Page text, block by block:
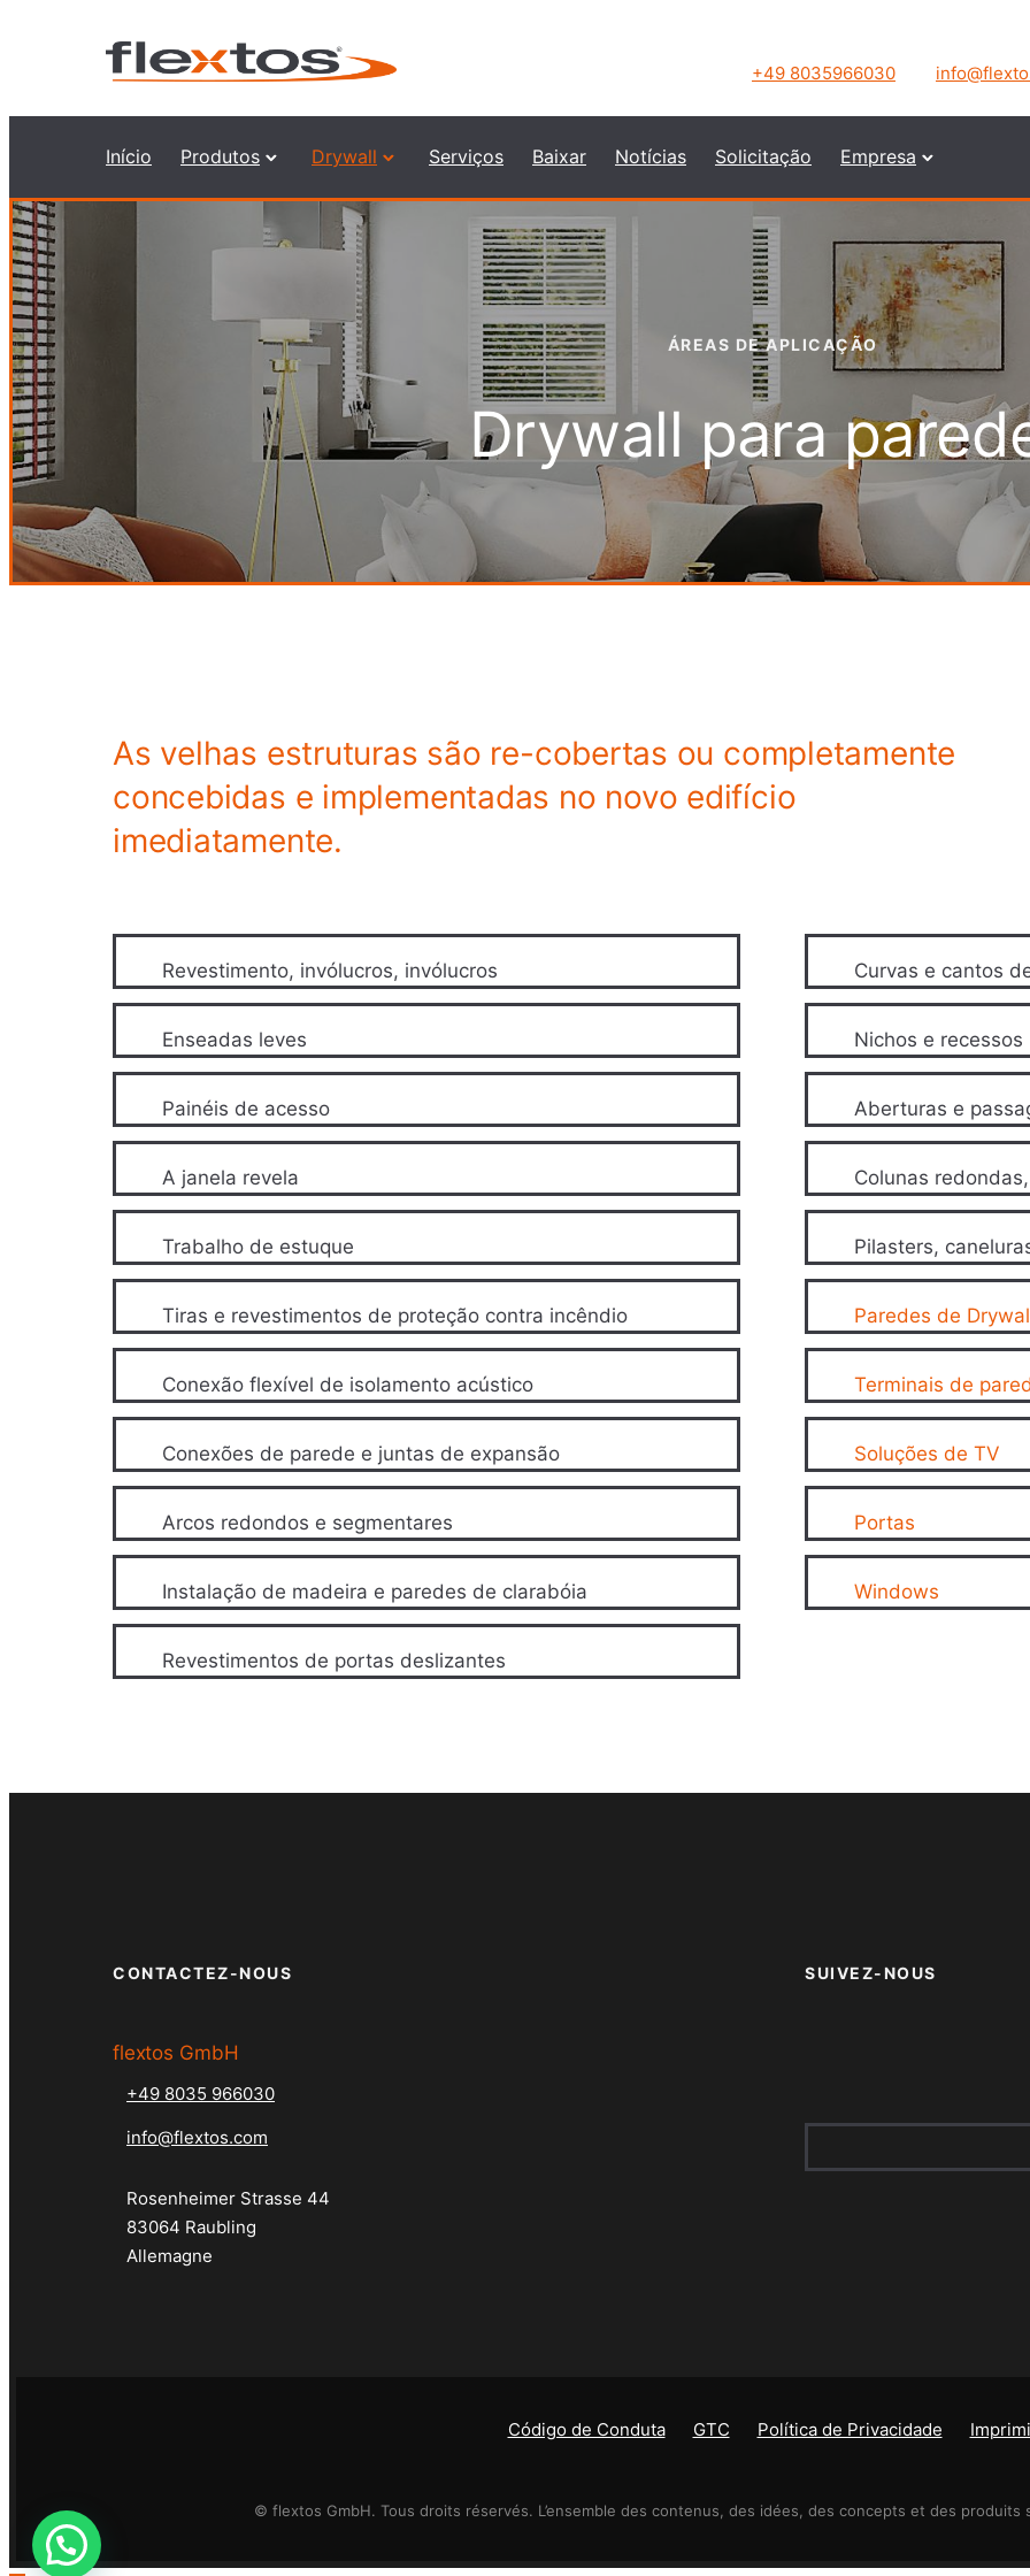
+49 8035966030
Início Produtos Drywall Serviços Baixar Notícias Solicitação Empresa
ÁREAS DE APLICAÇÃO
Drywall para
As velhas estruturas são re-cobertas ou completamente
concebidas e implementadas no novo edifício
imediatamente.
Revestimento, invólucros, invólucros
Enseadas leves
Painéis de acesso
A janela revela
Trabalho de estuque
Tiras e revestimentos de proteção contra incêndio
Conexão flexível de isolamento acústico
Conexões de parede e juntas de expansão
Arcos redondos e segmentares
Instalação de madeira e paredes de clarabóia
Revestimentos de portas deslizantes
Curvas e cantos
Nichos e recessos
Aberturas e
Colunas
Pilasters,
Paredes de
Terminais de
Soluções de TV
Portas
Windows
CONTACTEZ-NOUS
flextos GmbH
+49 8035 966030
info@flextos.com
Rosenheimer Strasse 44
83064 Raubling
Allemagne
SUIVEZ-NOUS
Código de Conduta GTC Política de Privacidade
© flextos GmbH. Tous droits réservés. L’ensemble des contenus, des idées, des concepts et des produits